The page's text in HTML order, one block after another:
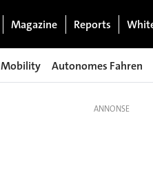
Magazine Reports
Mobility Autonomes Fahren